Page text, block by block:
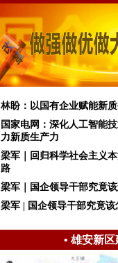
林盼：以国有企业赋能新
国家电网：深化人工智能
力新质生产力
梁军｜回归科学社会主义
路
梁军｜国企领导干部究竟
梁军 | 国企领导干部究竟该
• 雄安新区